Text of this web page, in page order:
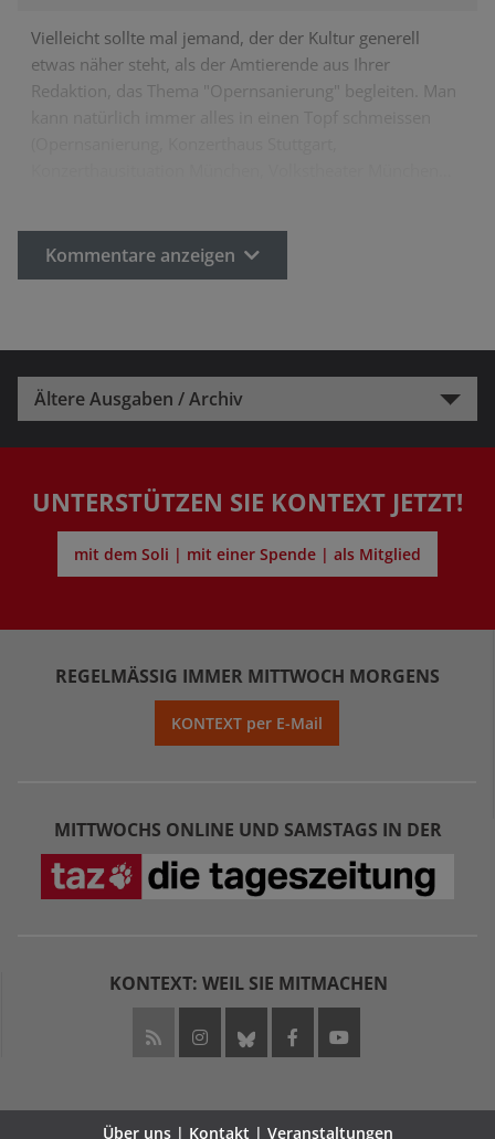
Vielleicht sollte mal jemand, der der Kultur generell
etwas näher steht, als der Amtierende aus Ihrer
Redaktion, das Thema "Opernsanierung" begleiten. Man
Kommentare anzeigen
Ältere Ausgaben / Archiv
UNTERSTÜTZEN SIE KONTEXT JETZT!
mit dem Soli | mit einer Spende | als Mitglied
REGELMÄSSIG IMMER MITTWOCH MORGENS
KONTEXT per E-Mail
MITTWOCHS ONLINE UND SAMSTAGS IN DER
KONTEXT: WEIL SIE MITMACHEN
Über uns | Kontakt | Veranstaltungen